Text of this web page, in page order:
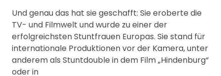
Und genau das hat sie geschafft: Sie eroberte die
TV- und Filmwelt und wurde zu einer der
erfolgreichsten Stuntfrauen Europas. Sie stand für
internationale Produktionen vor der Kamera, unter
anderem als Stuntdouble in dem Film „Hindenburg“
oder in